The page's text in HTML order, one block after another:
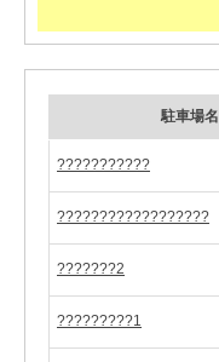
駐車場名
???????????
??????????????????
???????2
?????????1